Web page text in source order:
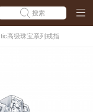
搜索
高级珠宝系列戒指